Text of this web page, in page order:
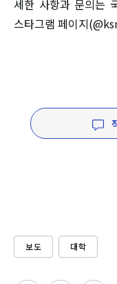
세한 사항과 문의는
스타그램 페이지
보도 대학